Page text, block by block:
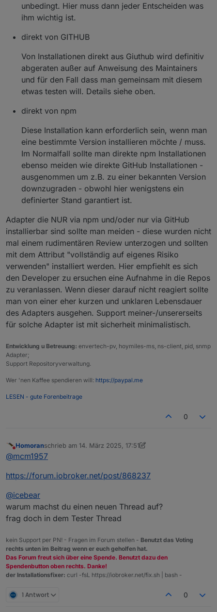
unbedingt. Hier muss dann jeder Entscheiden was
ihm wichtig ist.
direkt von GITHUB
Von Installationen direkt aus Giuthub wird definitiv
abgeraten außer auf Anweisung des Maintainers
und für den Fall dass man gemeinsam mit diesem
etwas testen will. Details siehe oben.
direkt von npm
Diese Installation kann erforderlich sein, wenn man
eine bestimmte Version installieren möchte / muss.
Im Normalfall sollte man direkte npm Installationen
ebenso meiden wie direkte GitHub Installationen -
ausgenommen um z.B. zu einer bekannten Version
downzugraden - obwohl hier wenigstens ein
definierter Stand garantiert ist.
Adapter die NUR via npm und/oder nur via GitHub
installierbar sind sollte man meiden - diese wurden nicht
mal einem rudimentären Review unterzogen und sollten
mit dem Attribut "vollständig auf eigenes Risiko
verwenden" installiert werden. Hier empfiehlt es sich
den Developer zu ersuchen eine Aufnahme in die Repos
zu veranlassen. Wenn dieser darauf nicht reagiert sollte
man von einer eher kurzen und unklaren Lebensdauer
des Adapters ausgehen. Support meiner-/unsererseits
für solche Adapter ist mit sicherheit minimalistisch.
Entwicklung u Betreuung: envertech-pv, hoymiles-ms, ns-client, pid, snmp
Adapter;
Support Repositoryverwaltung.
Wer 'nen Kaffee spendieren will: https://paypal.me
LESEN - gute Forenbeitrage
0
Nicht stören
Homoranschrieb am 14. März 2025, 17:51
zuletzt editiert von Homoran
@mcm1957
https://forum.iobroker.net/post/868237
@icebear
warum machst du einen neuen Thread auf?
frag doch in dem Tester Thread
kein Support per PN! - Fragen im Forum stellen - Benutzt das Voting
rechts unten im Beitrag wenn er euch geholfen hat.
Das Forum freut sich über eine Spende. Benutzt dazu den
Spendenbutton oben rechts. Danke!
der Installationsfixer: curl -fsL https://iobroker.net/fix.sh | bash -
1 Antwort 0